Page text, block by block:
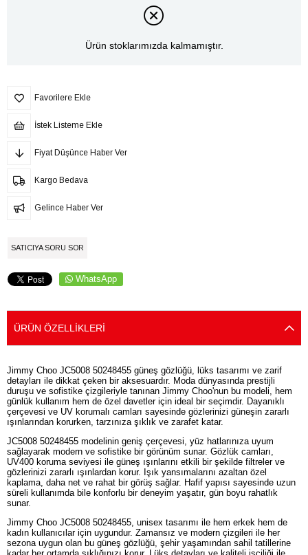
Ürün stoklarımızda kalmamıştır.
Favorilere Ekle
İstek Listeme Ekle
Fiyat Düşünce Haber Ver
Kargo Bedava
Gelince Haber Ver
SATICIYA SORU SOR
WhatsApp
ÜRÜN ÖZELLIKLERI
Jimmy Choo JC5008 50248455 güneş gözlüğü, lüks tasarımı ve zarif
detayları ile dikkat çeken bir aksesuardır. Moda dünyasında prestijli
duruşu ve sofistike çizgileriyle tanınan Jimmy Choo'nun bu modeli, hem
günlük kullanım hem de özel davetler için ideal bir seçimdir. Dayanıklı
çerçevesi ve UV korumalı camları sayesinde gözlerinizi güneşin zararlı
ışınlarından korurken, tarzınıza şıklık ve zarafet katar.
JC5008 50248455 modelinin geniş çerçevesi, yüz hatlarınıza uyum
sağlayarak modern ve sofistike bir görünüm sunar. Gözlük camları,
UV400 koruma seviyesi ile güneş ışınlarını etkili bir şekilde filtreler ve
gözlerinizi zararlı ışınlardan korur. Işık yansımalarını azaltan özel
kaplama, daha net ve rahat bir görüş sağlar. Hafif yapısı sayesinde uzun
süreli kullanımda bile konforlu bir deneyim yaşatır, gün boyu rahatlık
sunar.
Jimmy Choo JC5008 50248455, unisex tasarımı ile hem erkek hem de
kadın kullanıcılar için uygundur. Zamansız ve modern çizgileri ile her
sezona uygun olan bu güneş gözlüğü, şehir yaşamından sahil tatillerine